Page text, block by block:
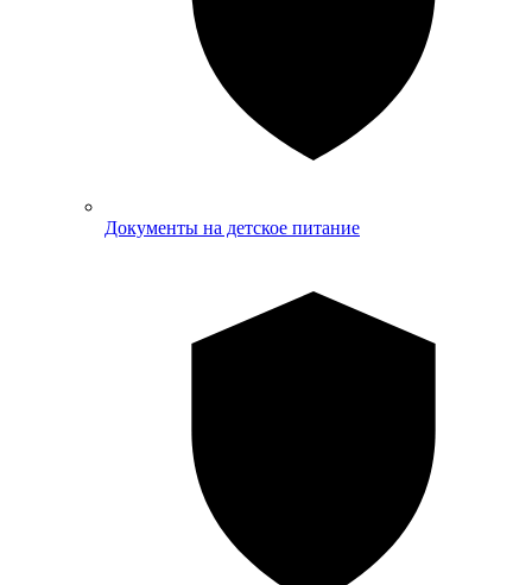
Документы на детское питание